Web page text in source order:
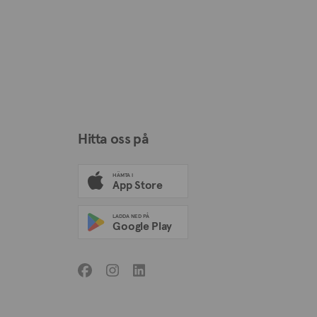
Hitta oss på
HÄMTA I
App Store
LADDA NED PÅ
Google Play